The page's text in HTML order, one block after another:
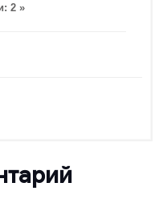
2 »